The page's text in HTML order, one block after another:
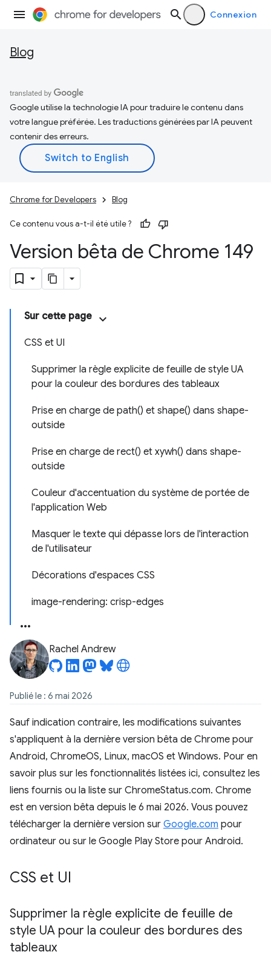
Connexion
Blog
Google utilise la technologie IA pour traduire le contenu dans
votre langue préférée. Les traductions générées par IA peuvent
contenir des erreurs.
Chrome for Developers Blog
Ce contenu vous a-t-il été utile ?
Version bêta de Chrome 149
Sur cette page
CSS et UI
Supprimer la règle explicite de feuille de style UA
pour la couleur des bordures des tableaux
Prise en charge de path() et shape() dans shape-
outside
Prise en charge de rect() et xywh() dans shape-
outside
Couleur d'accentuation du système de portée de
l'application Web
Masquer le texte qui dépasse lors de l'interaction
de l'utilisateur
Décorations d'espaces CSS
image-rendering: crisp-edges
Rachel Andrew
Publié le : 6 mai 2026
Sauf indication contraire, les modifications suivantes
s'appliquent à la dernière version bêta de Chrome pour
Android, ChromeOS, Linux, macOS et Windows. Pour en
savoir plus sur les fonctionnalités listées ici, consultez les
liens fournis ou la liste sur ChromeStatus.com. Chrome
est en version bêta depuis le 6 mai 2026. Vous pouvez
télécharger la dernière version sur Google.com pour
ordinateur ou sur le Google Play Store pour Android.
CSS et UI
Supprimer la règle explicite de feuille de
style UA pour la couleur des bordures des
tableaux